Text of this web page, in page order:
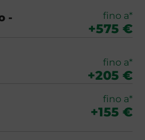
-
fino a*
+575 €
fino a*
+205 €
fino a*
+155 €